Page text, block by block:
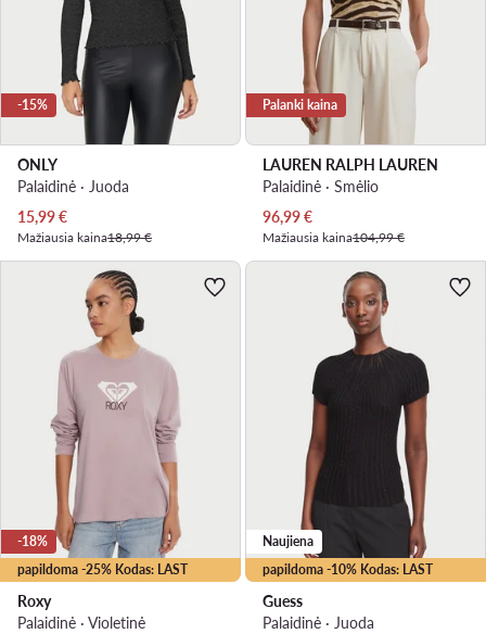
-15%
ONLY
Palaidinė · Juoda
Dabartinė kaina
15,99€
Mažiausia kaina18,99 €
Palanki kaina
LAUREN RALPH LAUREN
Palaidinė · Smėlio
Dabartinė kaina
96,99€
Mažiausia kaina104,99 €
papildoma -25% Kodas: LAST
-18%
Roxy
Palaidinė · Violetinė
papildoma -10% Kodas: LAST
Naujiena
Guess
Palaidinė · Juoda